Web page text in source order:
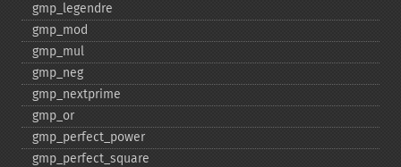
gmp_​legendre
gmp_​mod
gmp_​mul
gmp_​neg
gmp_​nextprime
gmp_​or
gmp_​perfect_​power
gmp_​perfect_​square